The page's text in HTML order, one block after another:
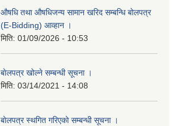
औषधि तथा औषधिजन्य सामान खरिद सम्बन्धि बोलपत्र
(E-Bidding) आव्हान ।
मिति: 01/09/2026 - 10:53
बाेलपत्र खोल्ने सम्बन्धी सूचना ।
मिति: 03/14/2021 - 14:08
बाेलपत्र स्थगित गरिएकाे सम्बन्धी सूचना ।